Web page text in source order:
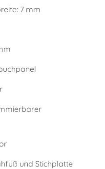
7 mm
und Stichplatte